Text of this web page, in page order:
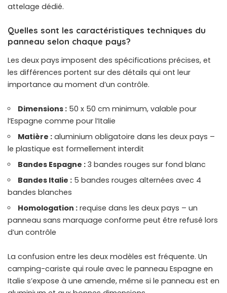
attelage dédié.
Quelles sont les caractéristiques techniques du
panneau selon chaque pays?
Les deux pays imposent des spécifications précises, et
les différences portent sur des détails qui ont leur
importance au moment d’un contrôle.
Dimensions : 50 x 50 cm minimum, valable pour
l’Espagne comme pour l’Italie
Matière : aluminium obligatoire dans les deux pays –
le plastique est formellement interdit
Bandes Espagne : 3 bandes rouges sur fond blanc
Bandes Italie : 5 bandes rouges alternées avec 4
bandes blanches
Homologation : requise dans les deux pays – un
panneau sans marquage conforme peut être refusé lors
d’un contrôle
La confusion entre les deux modèles est fréquente. Un
camping-cariste qui roule avec le panneau Espagne en
Italie s’expose à une amende, même si le panneau est en